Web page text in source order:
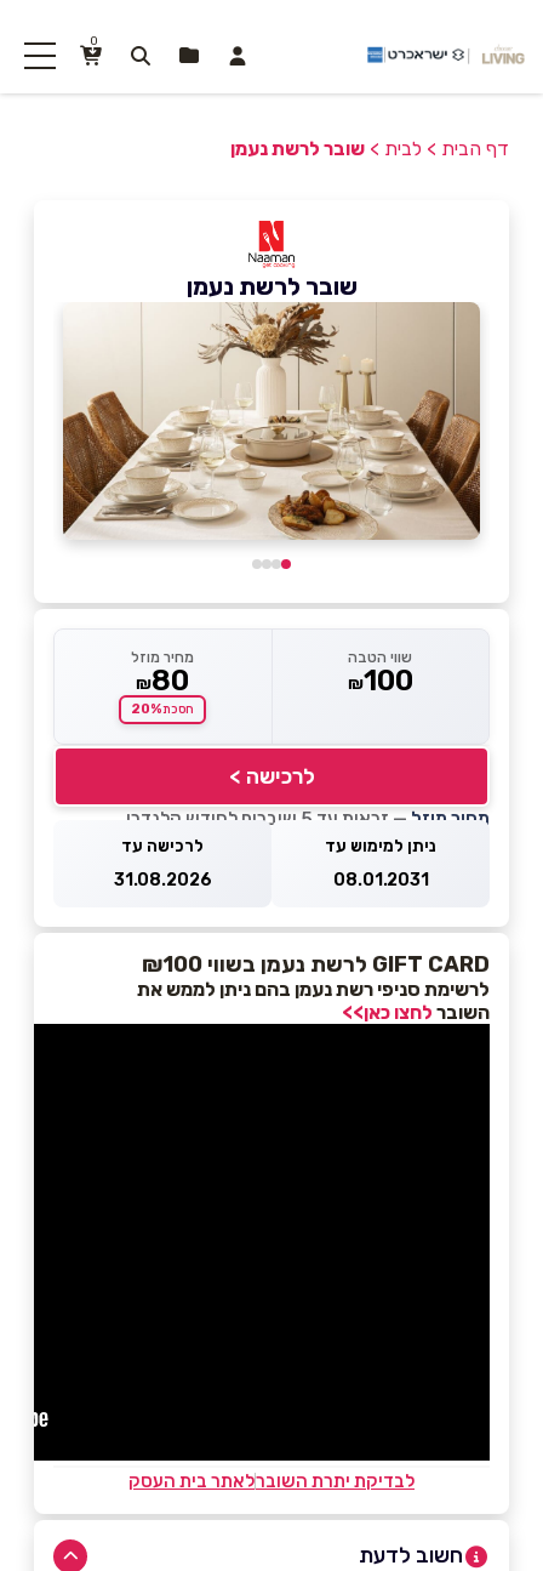
0
דף הבית > לבית > שובר לרשת נעמן
שובר לרשת נעמן
שווי הטבה
₪100
מחיר מוזל
₪80
חסכת20%
לרכישה >
מחיר מוזל — זכאות עד 5 שוברים לחודש קלנדרי
ניתן למימוש עד
08.01.2031
לרכישה עד
31.08.2026
GIFT CARD לרשת נעמן בשווי ₪100
לרשימת סניפי רשת נעמן בהם ניתן לממש את
השובר לחצו כאן>>
לבדיקת יתרת השוברלאתר בית העסק
חשוב לדעת